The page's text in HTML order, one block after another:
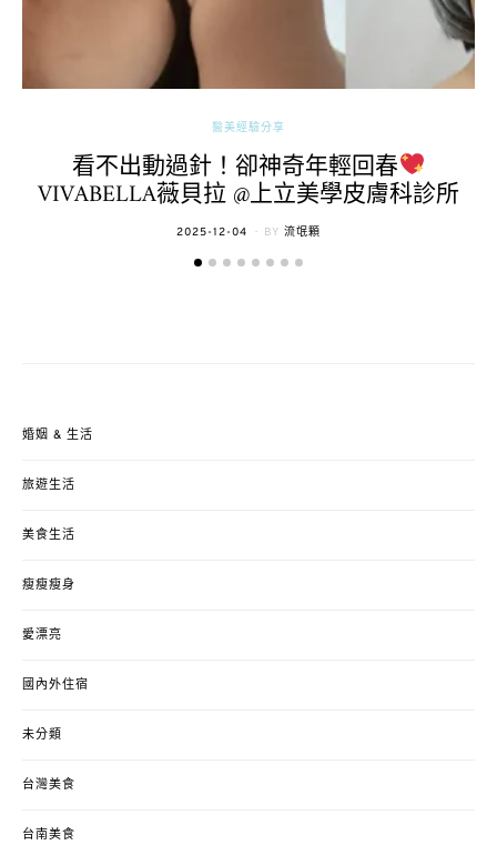
醫美經驗分享
看不出動過針！卻神奇年輕回春
VIVABELLA薇貝拉 @上立美學皮膚科診所
POSTED
2025-12-04 BY 流氓顆
婚姻 & 生活
旅遊生活
美食生活
瘦瘦瘦身
愛漂亮
國內外住宿
未分類
台灣美食
台南美食